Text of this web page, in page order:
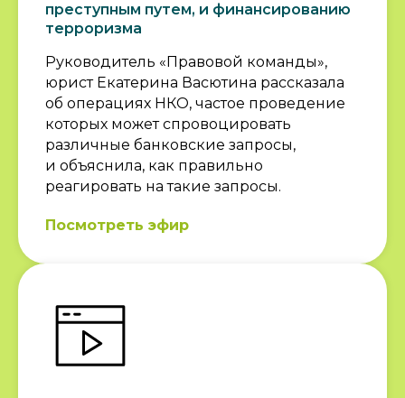
преступным путем, и финансированию
терроризма
Руководитель «Правовой команды»,
юрист Екатерина Васютина рассказала
об операциях НКО, частое проведение
которых может спровоцировать
различные банковские запросы,
и объяснила, как правильно
реагировать на такие запросы.
Посмотреть эфир